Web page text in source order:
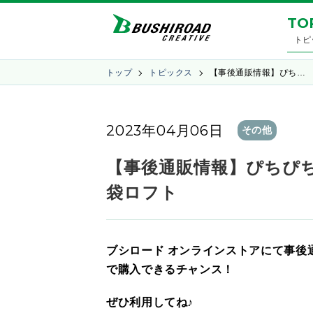
ト
トップ トピックス 【事後通販情報】ぴち…
2023年04月06日 その他
【事後通販情報】ぴち
袋ロフト
ブシロード オンラインストアにて事
で購入できるチャンス！
ぜひ利用してね♪